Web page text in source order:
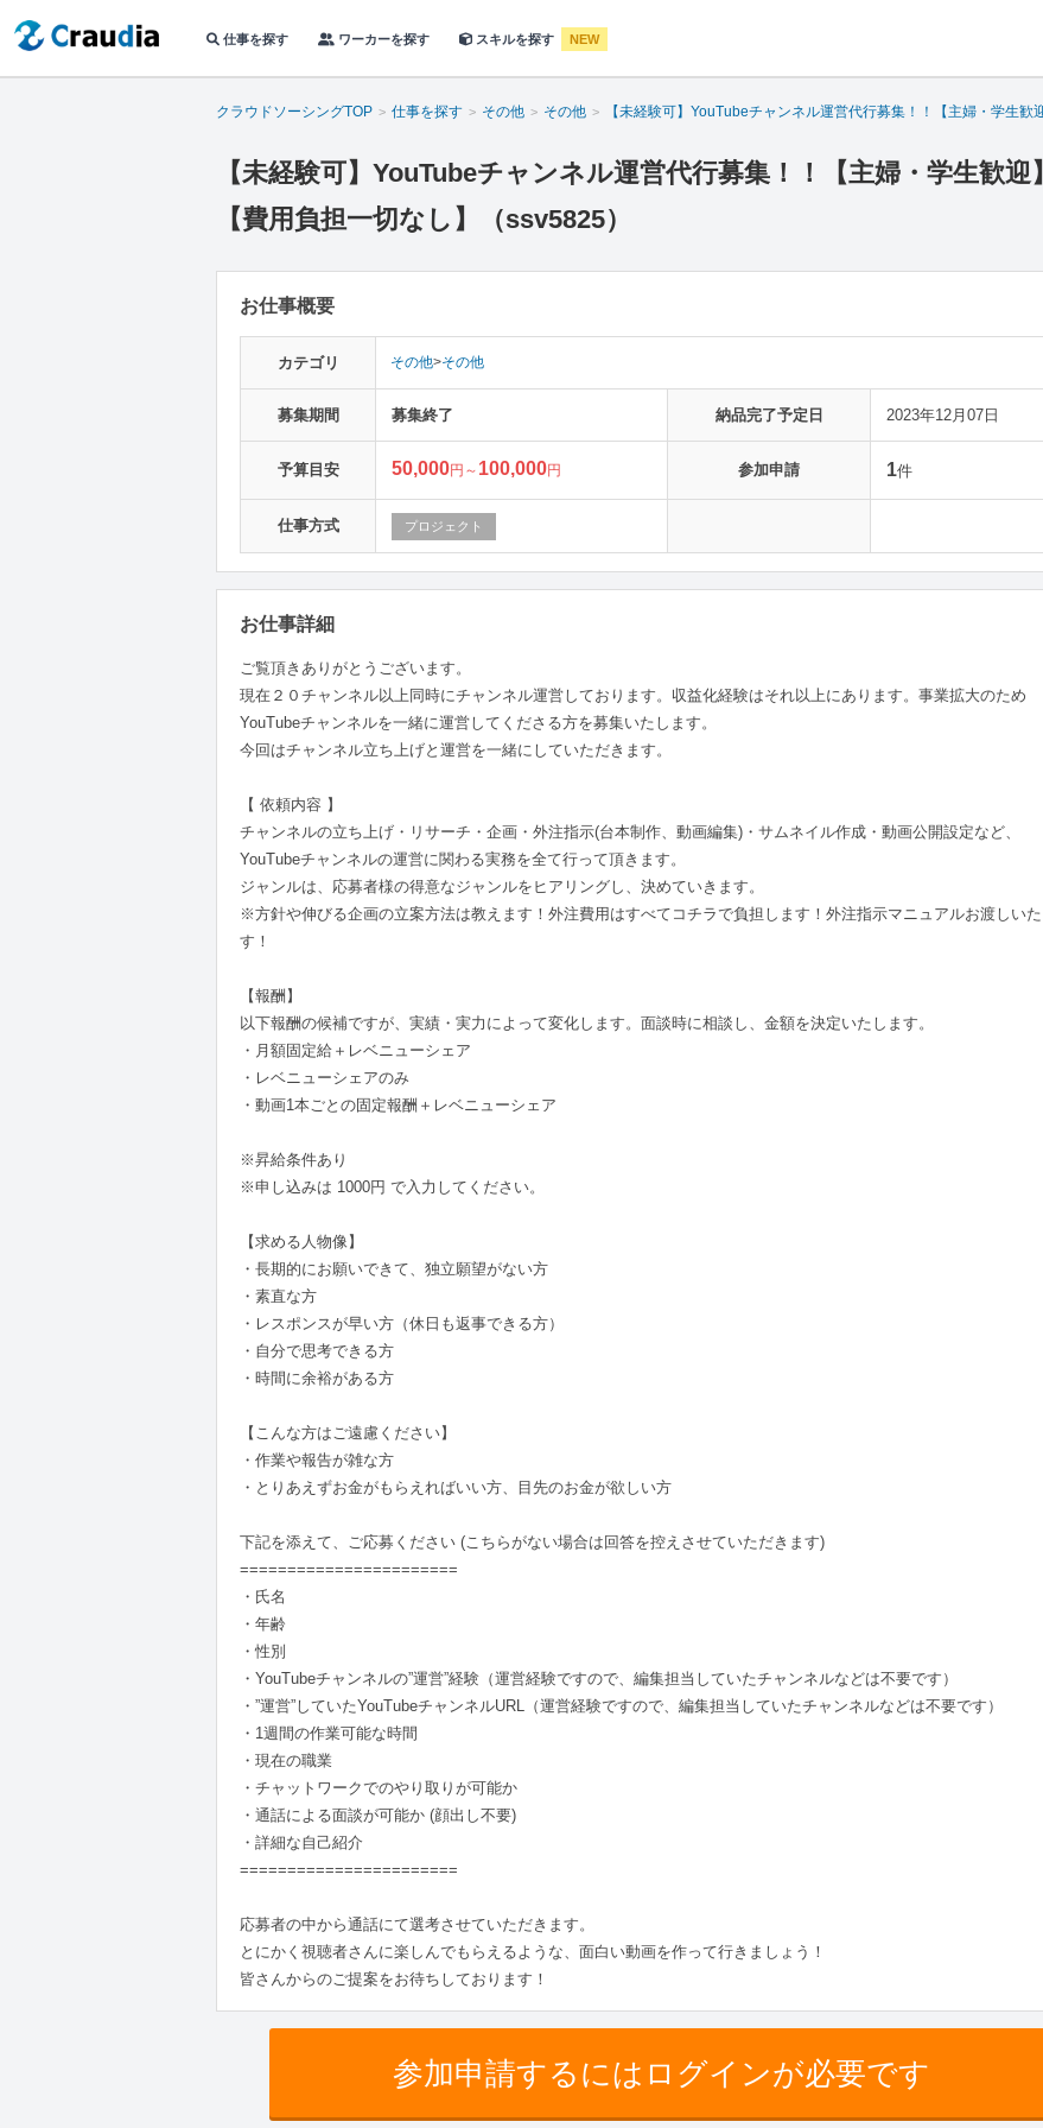
仕事を探す ワーカーを探す スキルを探す NEW
クラウドソーシングTOP 仕事を探す その他 その他 【未経験可】YouTubeチャンネル運営代行募集！！【主婦・学生歓
【未経験可】YouTubeチャンネル運営代行募集！！【主婦・学生歓迎】
【費用負担一切なし】（ssv5825）
お仕事概要
カテゴリ その他>その他
募集期間 募集終了 納品完了予定日 2023年12月07日
予算目安 50,000円～ 100,000円 参加申請 1件
仕事方式 プロジェクト
お仕事詳細
ご覧頂きありがとうございます。
現在２０チャンネル以上同時にチャンネル運営しております。収益化経験はそれ以上にあります。事業拡大のため
YouTubeチャンネルを一緒に運営してくださる方を募集いたします。
今回はチャンネル立ち上げと運営を一緒にしていただきます。
【 依頼内容 】
チャンネルの立ち上げ・リサーチ・企画・外注指示(台本制作、動画編集)・サムネイル作成・動画公開設定など、
YouTubeチャンネルの運営に関わる実務を全て行って頂きます。
ジャンルは、応募者様の得意なジャンルをヒアリングし、決めていきます。
※方針や伸びる企画の立案方法は教えます！外注費用はすべてコチラで負担します！外注指示マニュアルお渡しいた
す！
【報酬】
以下報酬の候補ですが、実績・実力によって変化します。面談時に相談し、金額を決定いたします。
・月額固定給＋レベニューシェア
・レベニューシェアのみ
・動画1本ごとの固定報酬＋レベニューシェア
※昇給条件あり
※申し込みは 1000円 で入力してください。
【求める人物像】
・長期的にお願いできて、独立願望がない方
・素直な方
・レスポンスが早い方（休日も返事できる方）
・自分で思考できる方
・時間に余裕がある方
【こんな方はご遠慮ください】
・作業や報告が雑な方
・とりあえずお金がもらえればいい方、目先のお金が欲しい方
下記を添えて、ご応募ください (こちらがない場合は回答を控えさせていただきます)
=======================
・氏名
・年齢
・性別
・YouTubeチャンネルの”運営”経験（運営経験ですので、編集担当していたチャンネルなどは不要です）
・”運営”していたYouTubeチャンネルURL（運営経験ですので、編集担当していたチャンネルなどは不要です）
・1週間の作業可能な時間
・現在の職業
・チャットワークでのやり取りが可能か
・通話による面談が可能か (顔出し不要)
・詳細な自己紹介
=======================
応募者の中から通話にて選考させていただきます。
とにかく視聴者さんに楽しんでもらえるような、面白い動画を作って行きましょう！
皆さんからのご提案をお待ちしております！
参加申請するにはログインが必要です